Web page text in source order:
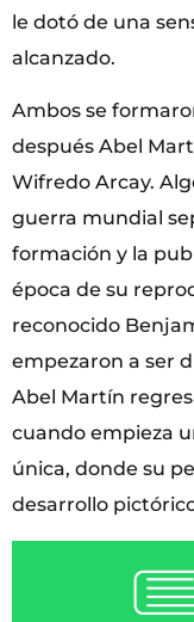
le dotó de una
alcanzado.
Ambos se
después Abel
Wifredo Arcay.
guerra mundial
formación y la
época de su
reconocido
empezaron a ser
Abel Martín
cuando empieza
única, donde su
desarrollo